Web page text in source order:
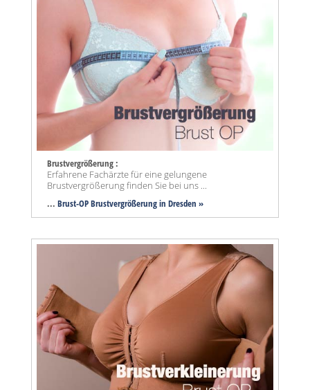
Brustvergrößerung :
Erfahrene Fachärzte für eine gelungene
Brustvergrößerung finden Sie bei uns ...
... Brust-OP Brustvergrößerung in Dresden »